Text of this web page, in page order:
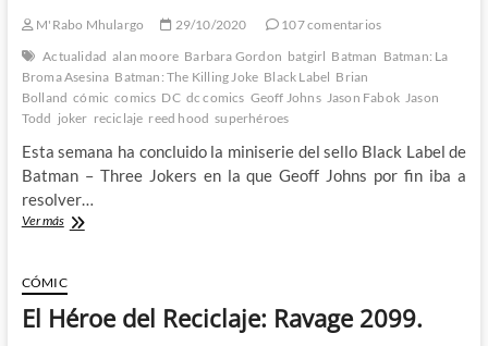
M'Rabo Mhulargo 29/10/2020
107 comentarios
Actualidad alan moore Barbara Gordon batgirl Batman Batman: La
Broma Asesina Batman: The Killing Joke Black Label Brian
Bolland cómic comics DC dc comics Geoff Johns Jason Fabok Jason
Todd joker reciclaje reed hood superhéroes
Esta semana ha concluido la miniserie del sello Black Label de
Batman – Three Jokers en la que Geoff Johns por fin iba a
resolver…
Ver másBatman:
Jokers
–
Un
CÓMIC
El Héroe del Reciclaje: Ravage 2099.